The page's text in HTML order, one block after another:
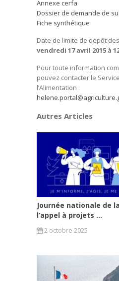
Annexe cerfa
Dossier de demande de
Fiche synthétique
Date de limite de dépôt
vendredi 17 avril 2015 à
Pour toute information
pouvez contacter le
l’Alimentation :
Autres Articles
Journée nationale de
l’appel à projets ...
2 octobre 2025